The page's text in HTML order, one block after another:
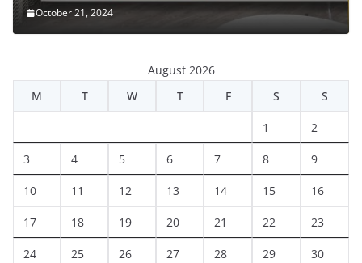
October 21, 2024
August 2026
M
T W T F S S
1 2
3 4 5 6 7 8 9
10 11 12 13 14 15 16
17 18 19 20 21 22 23
24 25 26 27 28 29 30